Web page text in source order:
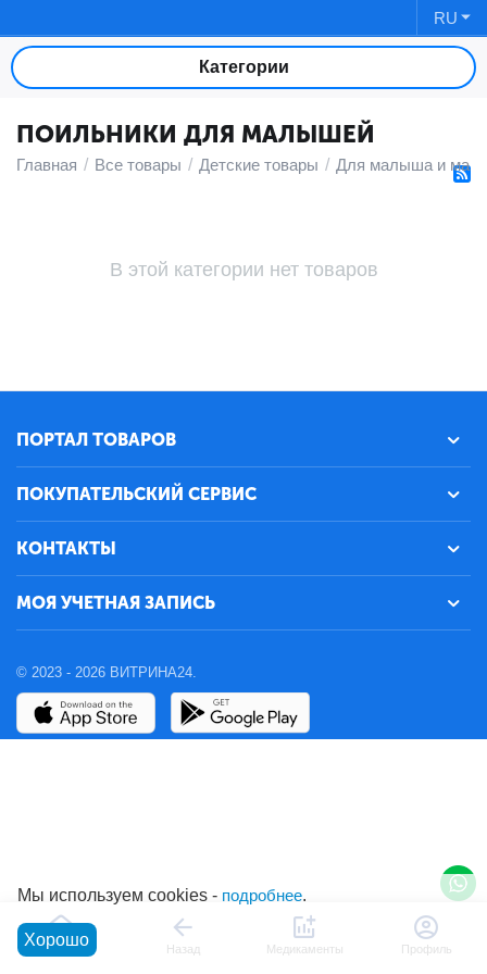
RU
Категории
ПОИЛЬНИКИ ДЛЯ МАЛЫШЕЙ
Главная / Все товары / Детские товары / Для малыша и
В этой категории нет товаров
ПОРТАЛ ТОВАРОВ
ПОКУПАТЕЛЬСКИЙ СЕРВИС
КОНТАКТЫ
МОЯ УЧЕТНАЯ ЗАПИСЬ
© 2023 - 2026 ВИТРИНА24.
Главная Назад Медикаменты Профиль
Мы используем cookies - подробнее.
Хорошо